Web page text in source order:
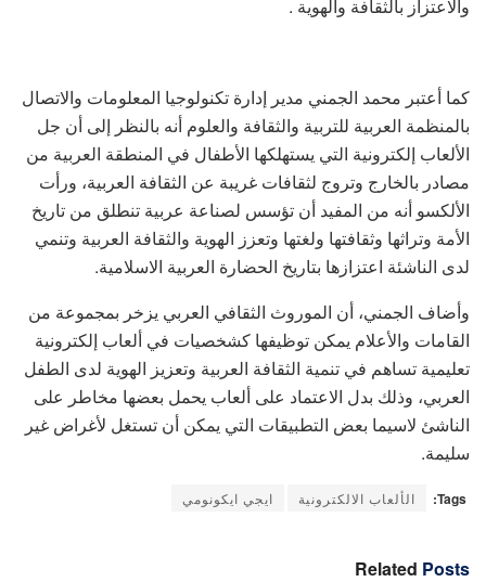
والاعتزاز بالثقافة والهوية .
كما أعتبر محمد الجمني مدير إدارة تكنولوجيا المعلومات والاتصال
بالمنظمة العربية للتربية والثقافة والعلوم أنه بالنظر إلى أن جل
الألعاب إلكترونية التي يستهلكها الأطفال في المنطقة العربية من
مصادر بالخارج وتروج لثقافات غريبة عن الثقافة العربية، ورأت
الألكسو أنه من المفيد أن تؤسس لصناعة عربية تنطلق من تاريخ
الأمة وتراثها وثقافتها ولغتها وتعزز الهوية والثقافة العربية وتنمي
لدى الناشئة اعتزازها بتاريخ الحضارة العربية الاسلامية.
وأضاف الجمني، أن الموروث الثقافي العربي يزخر بمجموعة من
القامات والأعلام يمكن توظيفها كشخصيات في ألعاب إلكترونية
تعليمية تساهم في تنمية الثقافة العربية وتعزيز الهوية لدى الطفل
العربي، وذلك بدل الاعتماد على ألعاب يحمل بعضها مخاطر على
الناشئ لاسيما بعض التطبيقات التي يمكن أن تستغل لأغراض غير
سليمة.
Tags: الألعاب الالكترونية ايجي ايكونومي
Related Posts